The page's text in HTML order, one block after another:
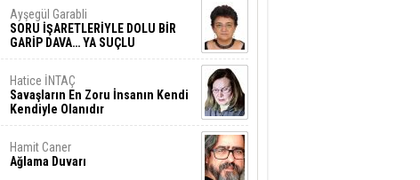
Ayşegül Garabli
SORU İŞARETLERİYLE DOLU BİR
GARİP DAVA… YA SUÇLU
DEĞİLSE???
Hatice İNTAÇ
Savaşların En Zoru İnsanın Kendi
Kendiyle Olanıdır
Hamit Caner
Ağlama Duvarı